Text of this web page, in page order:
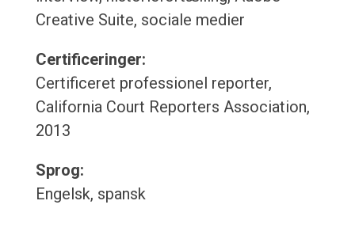
Creative Suite, sociale medier
Certificeringer:
Certificeret professionel reporter,
California Court Reporters Association,
2013
Sprog:
Engelsk, spansk